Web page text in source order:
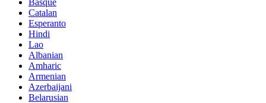
Basque
Catalan
Esperanto
Hindi
Lao
Albanian
Amharic
Armenian
Azerbaijani
Belarusian